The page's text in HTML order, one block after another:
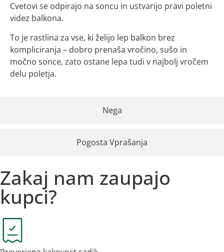
Nega
Pogosta Vprašanja
Cvetovi se odpirajo na soncu in ustvarijo pravi poletni
videz balkona.
To je rastlina za vse, ki želijo lep balkon brez
kompliciranja – dobro prenaša vročino, sušo in
močno sonce, zato ostane lepa tudi v najbolj vročem
delu poletja.
Zakaj nam zaupajo
kupci?